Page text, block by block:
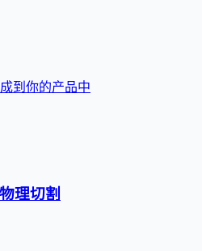
到你的产品中
理切割